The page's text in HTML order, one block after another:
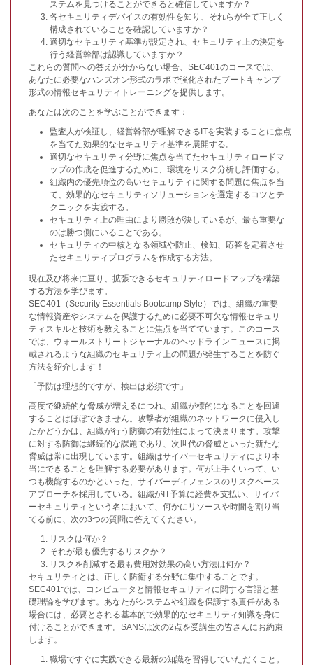
ステムを見つけることができると確信していますか？
各セキュリティデバイスの有効性を知り、それらが全て正しく
構成されていることを確認していますか？
適切なセキュリティ基準が設定され、セキュリティ上の決定を
行う経営幹部は認識していますか？
これらの質問への答えが分からない場合、SEC401のコースでは、
あなたに必要なハンズオン形式のラボで強化されたブートキャンプ
形式の情報セキュリティトレーニングを提供します。
あなたは次のことを学ぶことができます：
監査人が検証し、経営幹部が理解できるITを実装することに焦点
を当てた効果的なセキュリティ基準を展開する。
適切なセキュリティ分野に焦点を当てたセキュリティロードマ
ップの作成を促進するために、環境をリスク分析し評価する。
組織内の優先順位の高いセキュリティに関する問題に焦点を当
て、効果的なセキュリティソリューションを選定するコツとテ
クニックを実践する。
セキュリティ上の理由により勝敗が決しているが、最も重要な
のは勝つ側にいることである。
セキュリティの中核となる領域や防止、検知、応答を定着させ
たセキュリティプログラムを作成する方法。
現在及び将来に亘り、拡張できるセキュリティロードマップを構築
する方法を学びます。
SEC401（Security Essentials Bootcamp Style）では、組織の重要
な情報資産やシステムを保護するために必要不可欠な情報セキュリ
ティスキルと技術を教えることに焦点を当てています。このコース
では、ウォールストリートジャーナルのヘッドラインニュースに掲
載されるような組織のセキュリティ上の問題が発生することを防ぐ
方法を紹介します！
「予防は理想的ですが、検出は必須です」
高度で継続的な脅威が増えるにつれ、組織が標的になることを回避
することはほぼできません。攻撃者が組織のネットワークに侵入し
たかどうかは、組織が行う防御の有効性によって決まります。攻撃
に対する防御は継続的な課題であり、次世代の脅威といった新たな
脅威は常に出現しています。組織はサイバーセキュリティにより本
当にできることを理解する必要があります。何が上手くいって、い
つも機能するのかといった、サイバーディフェンスのリスクベース
アプローチを採用している。組織がIT予算に経費を支払い、サイバ
ーセキュリティという名において、何かにリソースや時間を割り当
てる前に、次の3つの質問に答えてください。
リスクは何か？
それが最も優先するリスクか？
リスクを削減する最も費用対効果の高い方法は何か？
セキュリティとは、正しく防衛する分野に集中することです。
SEC401では、コンピュータと情報セキュリティに関する言語と基
礎理論を学びます。あなたがシステムや組織を保護する責任がある
場合には、必要とされる基本的で効果的なセキュリティ知識を身に
付けることができます。SANSは次の2点を受講生の皆さんにお約束
します。
職場ですぐに実践できる最新の知識を習得していただくこと。